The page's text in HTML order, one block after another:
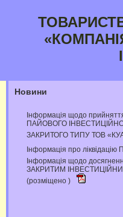
Новини
Інформація щодо
ПАЙОВОГО
ЗАКРИТОГО ТИПУ ТОВ
Інформація про
Інформація щодо
ЗАКРИТИМ
(розміщено )